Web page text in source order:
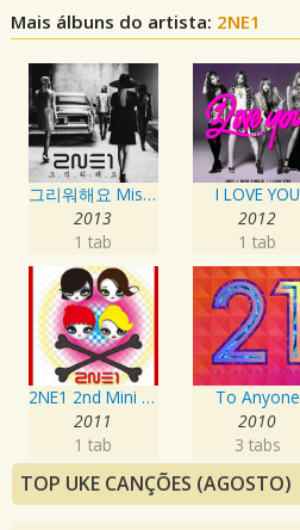
Mais álbuns do artista: 2NE1
그리워해요 Missing You
2013
1 tab
I LOVE YOU
2012
1 tab
2NE1 2nd Mini Album
2011
1 tab
To Anyone
2010
3 tabs
TOP UKE CANÇÕES (AGOSTO)